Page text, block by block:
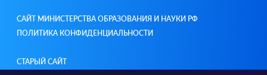
САЙТ МИНИСТЕРСТВА ОБРАЗОВАНИЯ И НАУКИ РФ
ПОЛИТИКА КОНФИДЕНЦИАЛЬНОСТИ
СТАРЫЙ САЙТ